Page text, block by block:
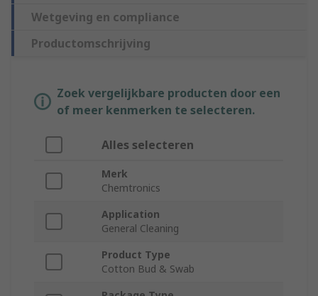
Wetgeving en compliance
Productomschrijving
Zoek vergelijkbare producten door een
of meer kenmerken te selecteren.
Alles selecteren
Merk
Chemtronics
Application
General Cleaning
Product Type
Cotton Bud & Swab